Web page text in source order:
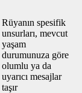
Rüyanın spesifik
unsurları, mevcut
yaşam
durumunuza göre
olumlu ya da
uyarıcı mesajlar
taşır